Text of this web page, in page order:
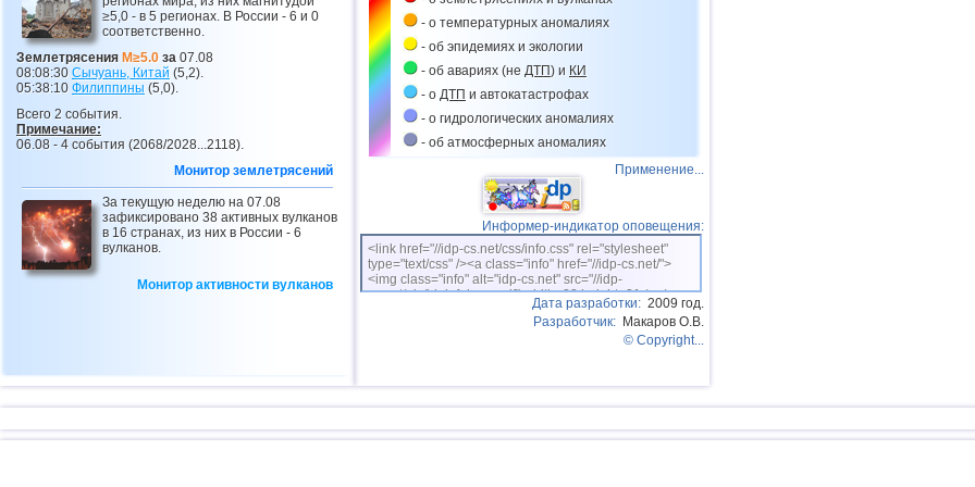
≥5,0 - в 5 регионах. В России - 6 и 0
соответственно.
Землетрясения M≥5.0 за 07.08
08:08:30 Сычуань, Китай (5,2).
05:38:10 Филиппины (5,0).
Всего 2 события.
Примечание:
06.08 - 4 события (2068/2028...2118).
Монитор землетрясений
За текущую неделю на 07.08
зафиксировано 38 активных вулканов
в 16 странах, из них в России - 6
вулканов.
Монитор активности вулканов
- о температурных аномалиях
- об эпидемиях и экологии
- об авариях (не ДТП) и КИ
- о ДТП и автокатастрофах
- о гидрологических аномалиях
- об атмосферных аномалиях
Применение...
Информер-индикатор оповещения:
<link href="//idp-cs.net/css/info.css" rel="stylesheet"
type="text/css" /><a class="info" href="//idp-cs.net/">
<img class="info" alt="idp-cs.net" src="//idp-
cs.net/pix/idpinfok_sm.gif" width=88 height=31 /></a>
Дата разработки: 2009 год.
Разработчик: Макаров О.В.
© Copyright...